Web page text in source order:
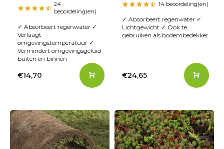
24
beoordeling(en)
✓ Absorbeert regenwater ✓
Verlaagt
omgevingstemperatuur ✓
Vermindert omgevingsgeluid
buiten en binnen
€14,70
14 beoordeling(en)
✓ Absorbeert regenwater ✓
Lichtgewicht ✓ Ook te
gebruiken als bodembedekker
€24,65